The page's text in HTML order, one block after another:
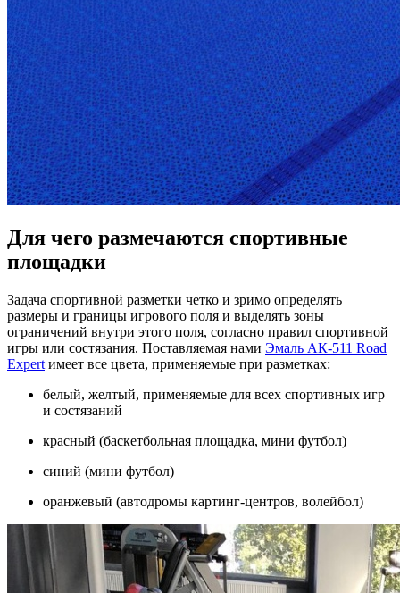
Для чего размечаются спортивные
площадки
Задача спортивной разметки четко и зримо определять
размеры и границы игрового поля и выделять зоны
ограничений внутри этого поля, согласно правил спортивной
игры или состязания. Поставляемая нами Эмаль АК-511 Road
Expert имеет все цвета, применяемые при разметках:
белый, желтый, применяемые для всех спортивных игр
и состязаний
красный (баскетбольная площадка, мини футбол)
синий (мини футбол)
оранжевый (автодромы картинг-центров, волейбол)